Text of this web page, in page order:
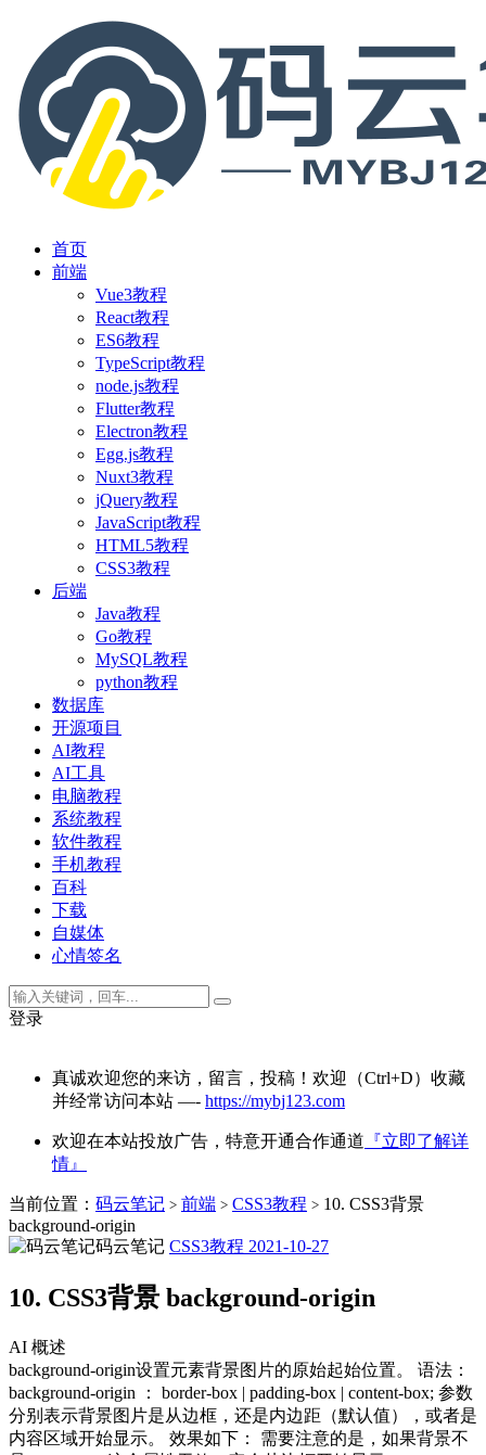
首页
前端
Vue3教程
React教程
ES6教程
TypeScript教程
node.js教程
Flutter教程
Electron教程
Egg.js教程
Nuxt3教程
jQuery教程
JavaScript教程
HTML5教程
CSS3教程
后端
Java教程
Go教程
MySQL教程
python教程
数据库
开源项目
AI教程
AI工具
电脑教程
系统教程
软件教程
手机教程
百科
下载
自媒体
心情签名
登录
真诚欢迎您的来访，留言，投稿！欢迎（Ctrl+D）收藏
并经常访问本站 —- https://mybj123.com
欢迎在本站投放广告，特意开通合作通道 『立即了解详
情』
当前位置： 码云笔记 > 前端 > CSS3教程 > 10. CSS3背景
background-origin
码云笔记 CSS3教程 2021-10-27
10. CSS3背景 background-origin
AI 概述
background-origin设置元素背景图片的原始起始位置。 语法：
background-origin ： border-box | padding-box | content-box; 参数
分别表示背景图片是从边框，还是内边距（默认值），或者是
内容区域开始显示。 效果如下： 需要注意的是，如果背景不